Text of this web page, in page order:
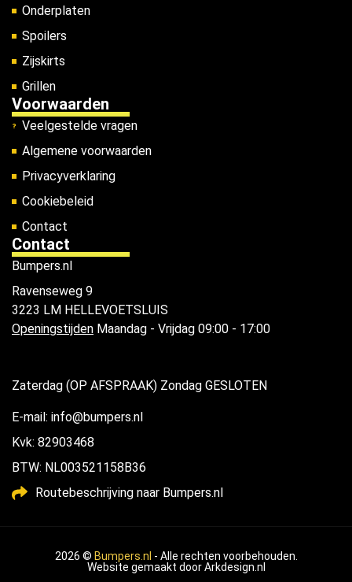
Onderplaten
Spoilers
Zijskirts
Grillen
Voorwaarden
Veelgestelde vragen
Algemene voorwaarden
Privacyverklaring
Cookiebeleid
Contact
Contact
Bumpers.nl
Ravenseweg 9
3223 LM HELLEVOETSLUIS
Openingstijden Maandag - Vrijdag 09:00 - 17:00
Zaterdag (OP AFSPRAAK) Zondag GESLOTEN
E-mail: info@bumpers.nl
Kvk: 82903468
BTW: NL003521158B36
Routebeschrijving naar Bumpers.nl
2026 © Bumpers.nl - Alle rechten voorbehouden.
Website gemaakt doorArkdesign.nl